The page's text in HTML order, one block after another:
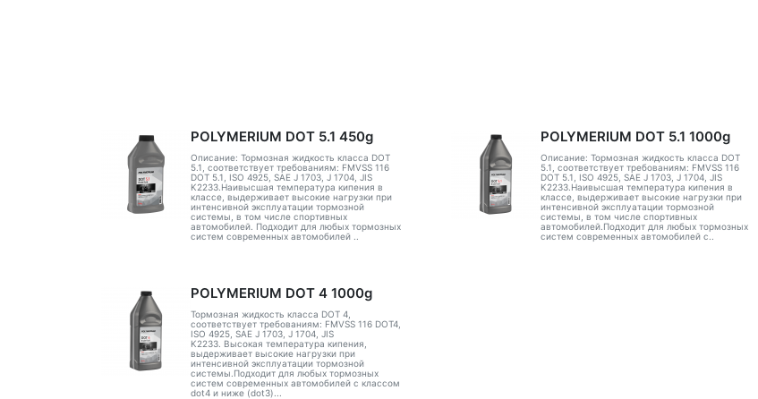
POLYMERIUM DOT 5.1 450g
Описание: Тормозная жидкость класса DOT
5.1, соответствует требованиям: FMVSS 116
DOT 5.1, ISO 4925, SAE J 1703, J 1704, JIS
K2233.Наивысшая температура кипения в
классе, выдерживает высокие нагрузки при
интенсивной эксплуатации тормозной
системы, в том числе спортивных
автомобилей. Подходит для любых тормозных
систем современных автомобилей ..
POLYMERIUM DOT 5.1 1000g
Описание: Тормозная жидкость класса DOT
5.1, соответствует требованиям: FMVSS 116
DOT 5.1, ISO 4925, SAE J 1703, J 1704, JIS
K2233.Наивысшая температура кипения в
классе, выдерживает высокие нагрузки при
интенсивной эксплуатации тормозной
системы, в том числе спортивных
автомобилей.Подходит для любых тормозных
систем современных автомобилей с..
POLYMERIUM DOT 4 1000g
Тормозная жидкость класса DOT 4,
соответствует требованиям: FMVSS 116 DOT4,
ISO 4925, SAE J 1703, J 1704, JIS
K2233. Высокая температура кипения,
выдерживает высокие нагрузки при
интенсивной эксплуатации тормозной
системы.Подходит для любых тормозных
систем современных автомобилей с классом
dot4 и ниже (dot3)...